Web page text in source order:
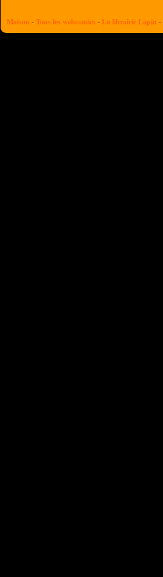
Maison -Tous les webcomics - La librairie Lapin -